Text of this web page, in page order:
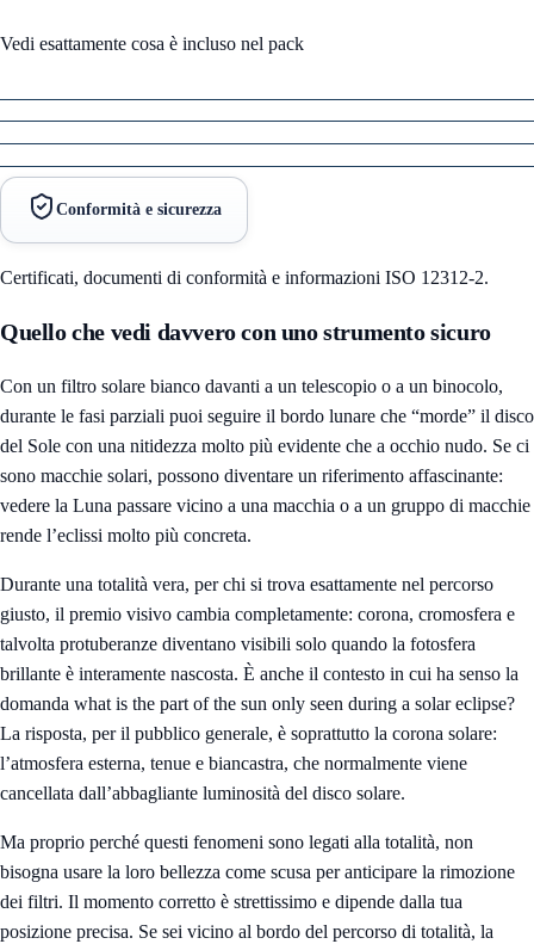
Vedi esattamente cosa è incluso nel pack
Conformità e sicurezza
Certificati, documenti di conformità e informazioni ISO 12312-2.
Quello che vedi davvero con uno strumento sicuro
Con un filtro solare bianco davanti a un telescopio o a un binocolo,
durante le fasi parziali puoi seguire il bordo lunare che “morde” il disco
del Sole con una nitidezza molto più evidente che a occhio nudo. Se ci
sono macchie solari, possono diventare un riferimento affascinante:
vedere la Luna passare vicino a una macchia o a un gruppo di macchie
rende l’eclissi molto più concreta.
Durante una totalità vera, per chi si trova esattamente nel percorso
giusto, il premio visivo cambia completamente: corona, cromosfera e
talvolta protuberanze diventano visibili solo quando la fotosfera
brillante è interamente nascosta. È anche il contesto in cui ha senso la
domanda what is the part of the sun only seen during a solar eclipse?
La risposta, per il pubblico generale, è soprattutto la corona solare:
l’atmosfera esterna, tenue e biancastra, che normalmente viene
cancellata dall’abbagliante luminosità del disco solare.
Ma proprio perché questi fenomeni sono legati alla totalità, non
bisogna usare la loro bellezza come scusa per anticipare la rimozione
dei filtri. Il momento corretto è strettissimo e dipende dalla tua
posizione precisa. Se sei vicino al bordo del percorso di totalità, la